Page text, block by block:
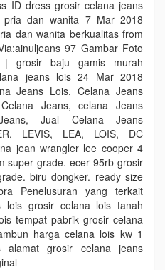
ID dress grosir celana jeans
dan wanita 7 Mar 2018
dan wanita berkualitas from
97 Gambar Foto
grosir baju gamis murah
jeans lois 24 Mar 2018
Jeans Lois, Celana Jeans
Jeans, celana Jeans
Jual Celana Jeans
LEVIS, LEA, LOIS, DC
jean wrangler lee cooper 4
super grade. ecer 95rb grosir
biru dongker. ready size
Penelusuran yang terkait
lois grosir celana lois tanah
tempat pabrik grosir celana
harga celana lois kw 1
alamat grosir celana jeans